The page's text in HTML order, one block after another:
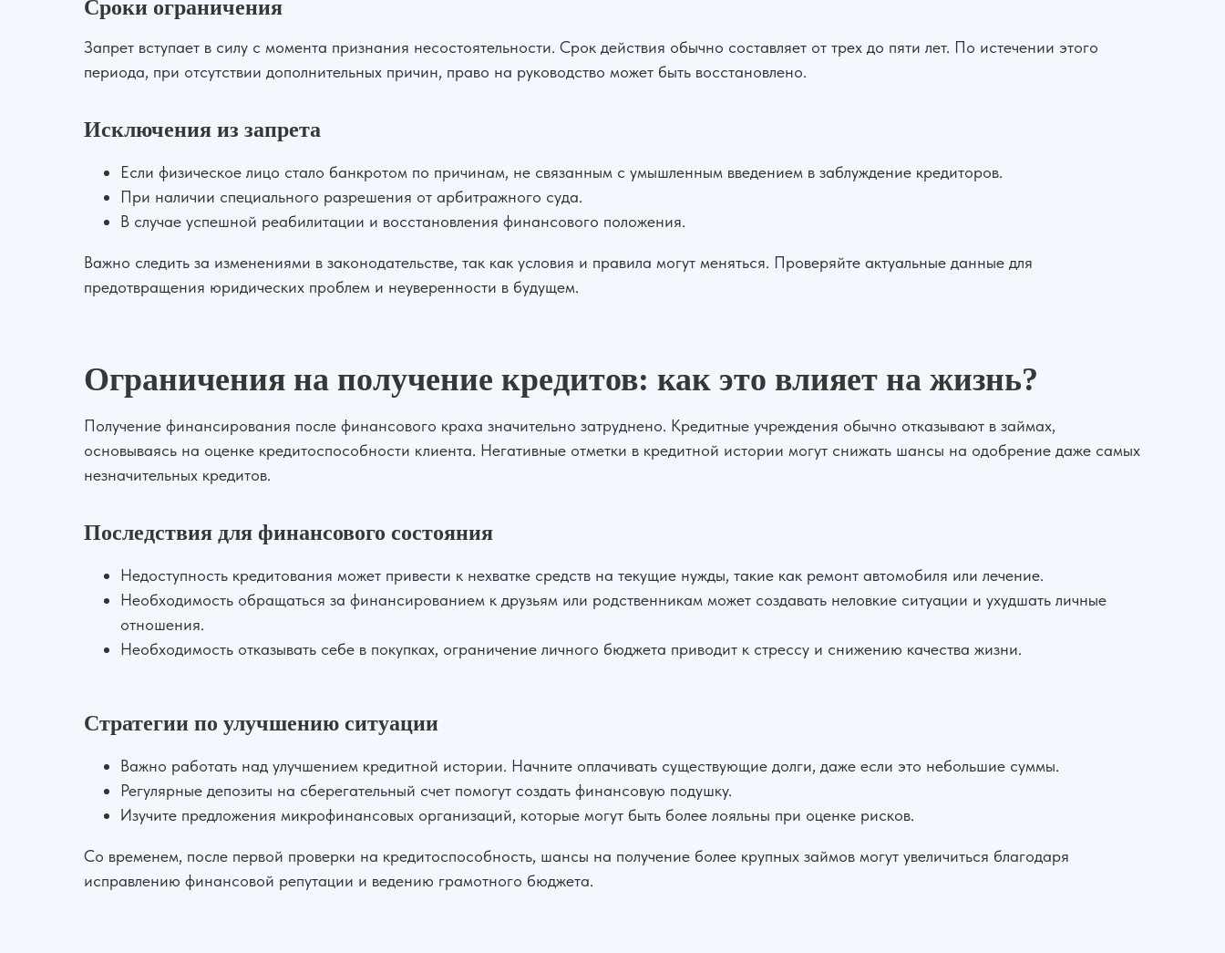
Сроки ограничения
Запрет вступает в силу с момента признания несостоятельности. Срок действия обычно составляет от трех до пяти лет. По истечении этого
периода, при отсутствии дополнительных причин, право на руководство может быть восстановлено.
Исключения из запрета
Если физическое лицо стало банкротом по причинам, не связанным с умышленным введением в заблуждение кредиторов.
При наличии специального разрешения от арбитражного суда.
В случае успешной реабилитации и восстановления финансового положения.
Важно следить за изменениями в законодательстве, так как условия и правила могут меняться. Проверяйте актуальные данные для
предотвращения юридических проблем и неуверенности в будущем.
Ограничения на получение кредитов: как это влияет на жизнь?
Получение финансирования после финансового краха значительно затруднено. Кредитные учреждения обычно отказывают в займах,
основываясь на оценке кредитоспособности клиента. Негативные отметки в кредитной истории могут снижать шансы на одобрение даже самых
незначительных кредитов.
Последствия для финансового состояния
Недоступность кредитования может привести к нехватке средств на текущие нужды, такие как ремонт автомобиля или лечение.
Необходимость обращаться за финансированием к друзьям или родственникам может создавать неловкие ситуации и ухудшать личные
отношения.
Необходимость отказывать себе в покупках, ограничение личного бюджета приводит к стрессу и снижению качества жизни.
Стратегии по улучшению ситуации
Важно работать над улучшением кредитной истории. Начните оплачивать существующие долги, даже если это небольшие суммы.
Регулярные депозиты на сберегательный счет помогут создать финансовую подушку.
Изучите предложения микрофинансовых организаций, которые могут быть более лояльны при оценке рисков.
Со временем, после первой проверки на кредитоспособность, шансы на получение более крупных займов могут увеличиться благодаря
исправлению финансовой репутации и ведению грамотного бюджета.